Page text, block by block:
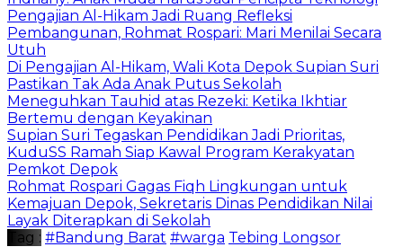
Pengajian Al-Hikam Jadi Ruang Refleksi
Pembangunan, Rohmat Rospari: Mari Menilai Secara
Utuh
Di Pengajian Al-Hikam, Wali Kota Depok Supian Suri
Pastikan Tak Ada Anak Putus Sekolah
Meneguhkan Tauhid atas Rezeki: Ketika Ikhtiar
Bertemu dengan Keyakinan
Supian Suri Tegaskan Pendidikan Jadi Prioritas,
KuduSS Ramah Siap Kawal Program Kerakyatan
Pemkot Depok
Rohmat Rospari Gagas Fiqh Lingkungan untuk
Kemajuan Depok, Sekretaris Dinas Pendidikan Nilai
Layak Diterapkan di Sekolah
Tag : #Bandung Barat #warga Tebing Longsor